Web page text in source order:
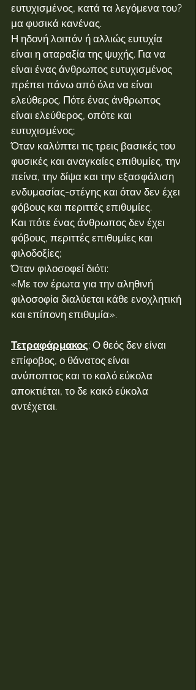
ευτυχισμένος, κατά τα λεγόμενα του?
μα φυσικά κανένας.
Η ηδονή λοιπόν ή αλλιώς ευτυχία
είναι η αταραξία της ψυχής. Για να
είναι ένας άνθρωπος ευτυχισμένος
πρέπει πάνω από όλα να είναι
ελεύθερος. Πότε ένας άνθρωπος
είναι ελεύθερος, οπότε και
ευτυχισμένος;
Όταν καλύπτει τις τρεις βασικές του
φυσικές και αναγκαίες επιθυμίες, την
πείνα, την δίψα και την εξασφάλιση
ενδυμασίας-στέγης και όταν δεν έχει
φόβους και περιττές επιθυμίες.
Και πότε ένας άνθρωπος δεν έχει
φόβους, περιττές επιθυμίες και
φιλοδοξίες;
Όταν φιλοσοφεί διότι:
«Με τον έρωτα για την αληθινή
φιλοσοφία διαλύεται κάθε ενοχλητική
και επίπονη επιθυμία».
Τετραφάρμακος: Ο θεός δεν είναι
επίφοβος, ο θάνατος είναι
ανύποπτος και το καλό εύκολα
αποκτιέται, το δε κακό εύκολα
αντέχεται.